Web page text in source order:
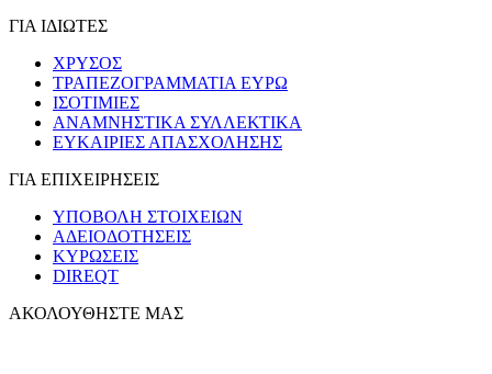
ΓΙΑ ΙΔΙΩΤΕΣ
ΧΡΥΣΟΣ
ΤΡΑΠΕΖΟΓΡΑΜΜΑΤΙΑ ΕΥΡΩ
ΙΣΟΤΙΜΙΕΣ
ΑΝΑΜΝΗΣΤΙΚΑ ΣΥΛΛΕΚΤΙΚΑ
ΕΥΚΑΙΡΙΕΣ ΑΠΑΣΧΟΛΗΣΗΣ
ΓΙΑ ΕΠΙΧΕΙΡΗΣΕΙΣ
ΥΠΟΒΟΛΗ ΣΤΟΙΧΕΙΩΝ
ΑΔΕΙΟΔΟΤΗΣΕΙΣ
ΚΥΡΩΣΕΙΣ
DIREQT
ΑΚΟΛΟΥΘΗΣΤΕ ΜΑΣ